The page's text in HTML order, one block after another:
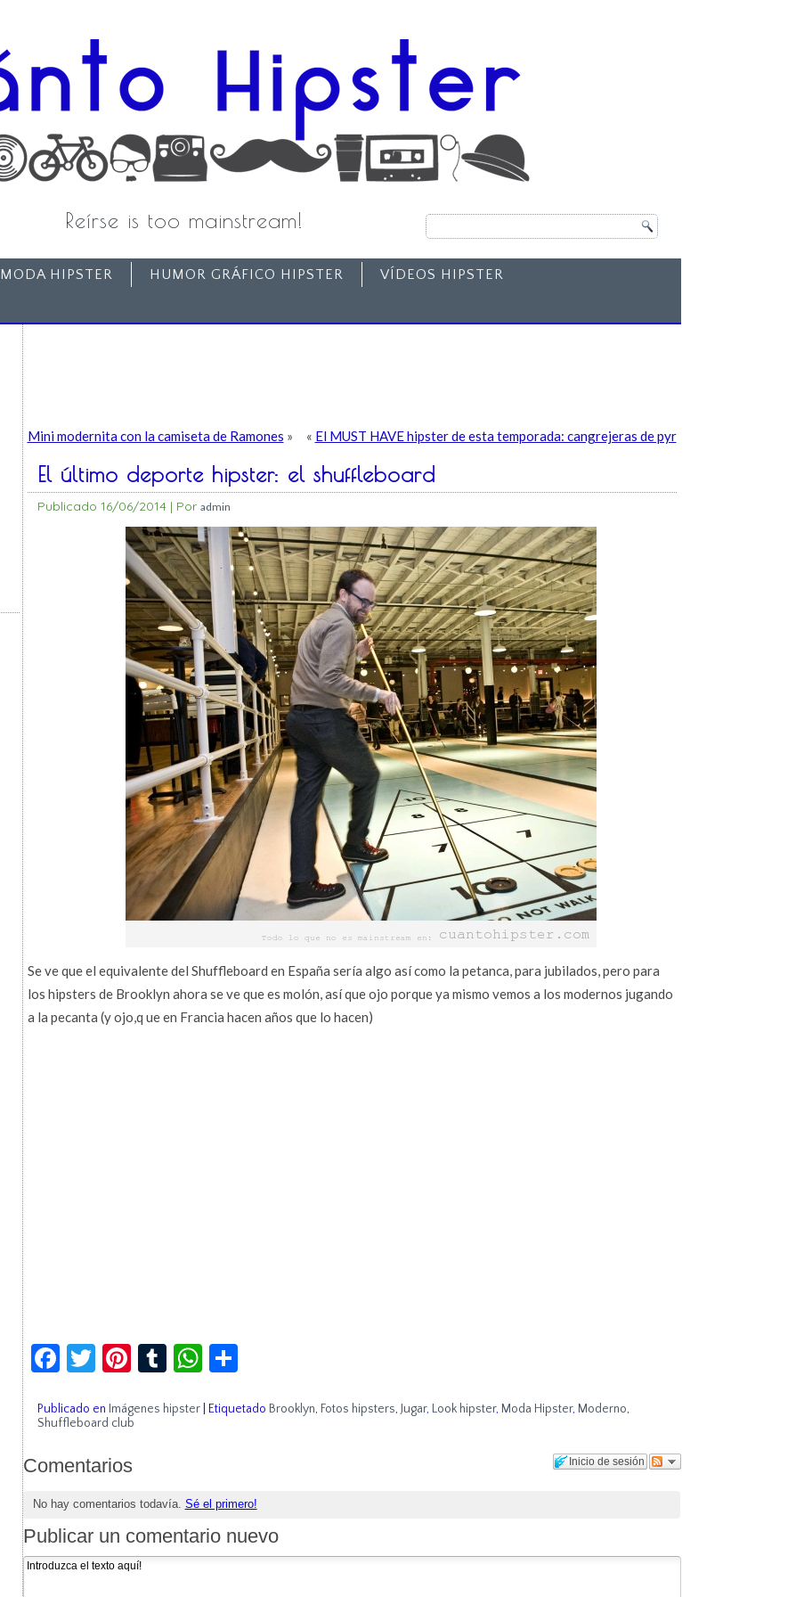
Reírse is too mainstream!
MODA HIPSTER HUMOR GRÁFICO HIPSTER
VÍDEOS HIPSTER
Mini modernita con la camiseta de Ramones » « El MUST HAVE hipster de esta temporada: cangrejeras de pyr
El último deporte hipster: el shuffleboard
Publicado 16/06/2014| Por admin
Se ve que el equivalente del Shuffleboard en España sería algo así como la petanca, para jubilados, pero para
los hipsters de Brooklyn ahora se ve que es molón, así que ojo porque ya mismo vemos a los modernos jugando
a la pecanta (y ojo,q ue en Francia hacen años que lo hacen)
Facebook
Twitter
Pinterest
TumblrWhatsApp
Compartir
Publicado en Imágenes hipster| Etiquetado Brooklyn, Fotos hipsters, Jugar, Look hipster, Moda Hipster, Moderno,
Shuffleboard club
Inicio de sesión
Comentarios
No hay comentarios todavía. Sé el primero!
Publicar un comentario nuevo